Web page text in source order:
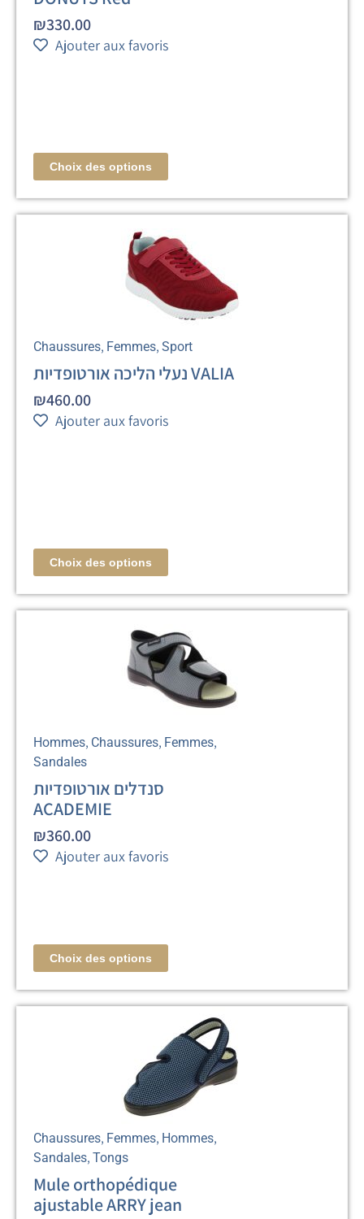
₪330.00
Ajouter aux favoris
Choix des options
Chaussures, Femmes,Sport
נעלי הליכה אורטופדיות VALIA
₪460.00
Ajouter aux favoris
Choix des options
Hommes, Chaussures, Femmes,
Sandales
סנדלים אורטופדיות
ACADEMIE
₪360.00
Ajouter aux favoris
Choix des options
Chaussures, Femmes, Hommes,
Sandales,Tongs
Mule orthopédique
ajustable ARRY jean